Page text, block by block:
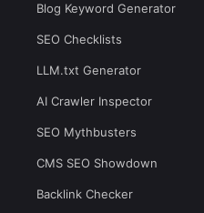
Blog Keyword Generator
SEO Checklists
LLM.txt Generator
AI Crawler Inspector
SEO Mythbusters
CMS SEO Showdown
Backlink Checker